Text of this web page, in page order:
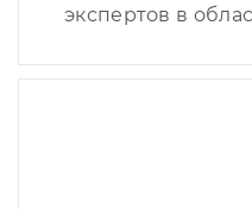
экспертов в